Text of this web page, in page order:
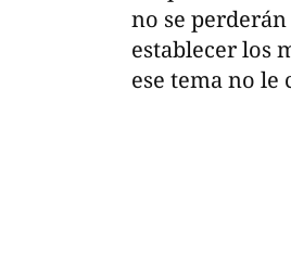
no se
establecer los
ese tema no